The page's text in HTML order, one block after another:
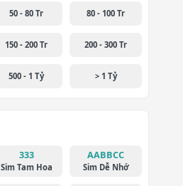
50 - 80 Tr 80 - 100 Tr
150 - 200 Tr 200 - 300 Tr
500 - 1 Tỷ > 1 Tỷ
333
Sim Tam Hoa
AABBCC
Sim Dễ Nhớ